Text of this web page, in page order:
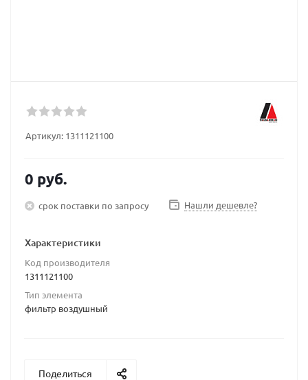
Артикул: 1311121100
0 руб.
срок поставки по запросу Нашли дешевле?
Характеристики
Код производителя
1311121100
Тип элемента
фильтр воздушный
Поделиться